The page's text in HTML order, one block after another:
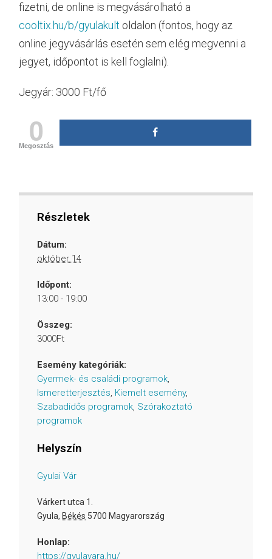
fizetni, de online is megvásárolható a
cooltix.hu/b/gyulakult oldalon (fontos, hogy az
online jegyvásárlás esetén sem elég megvenni a
jegyet, időpontot is kell foglalni).
Jegyár: 3000 Ft/fő
0
Megosztás
Részletek
Dátum:
október 14
Időpont:
13:00 - 19:00
Összeg:
3000Ft
Esemény kategóriák:
Gyermek- és családi programok,
Ismeretterjesztés, Kiemelt esemény,
Szabadidős programok, Szórakoztató
programok
Helyszín
Gyulai Vár
Várkert utca 1.
Gyula, Békés 5700 Magyarország
Honlap:
https://gyulavara.hu/